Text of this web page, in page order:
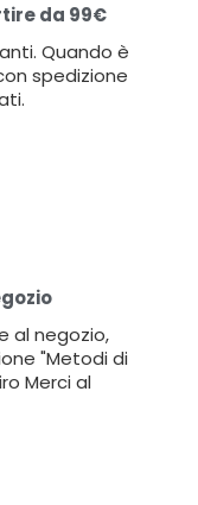
da 99€
Quando è
spedizione
al negozio,
"Metodi di
Merci al